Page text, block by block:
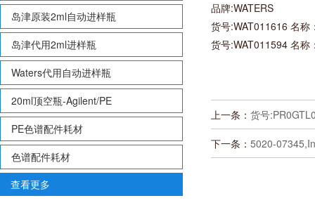
岛津原装2ml自动进样瓶
岛津代用2ml进样瓶
Waters代用自动进样瓶
20ml顶空瓶-Agilent/PE
PE色谱配件耗材
色谱配件耗材
查看更多
品牌:WATERS
货号:WAT011616 名称
货号:WAT011594 名称
上一条： 货号
下一条： 5020-